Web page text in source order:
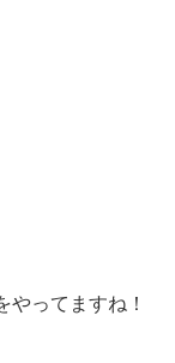
やってますね！